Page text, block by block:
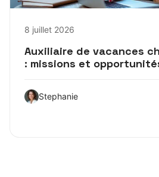
8 juillet 2026
Auxiliaire de vacances
: missions et
Stephanie